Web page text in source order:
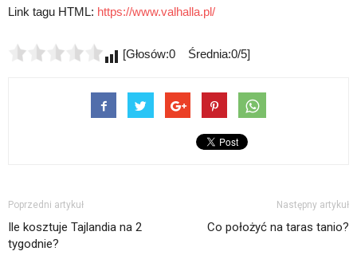
Link tagu HTML: https://www.valhalla.pl/
[Głosów:0 Średnia:0/5]
Poprzedni artykuł
Ile kosztuje Tajlandia na 2
tygodnie?
Następny artykuł
Co położyć na taras tanio?